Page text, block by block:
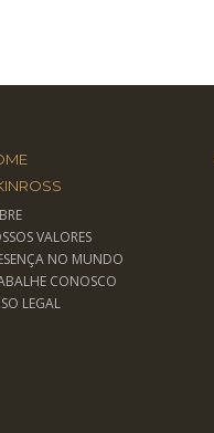
VALORES
NO MUNDO
CONOSCO
LEGAL